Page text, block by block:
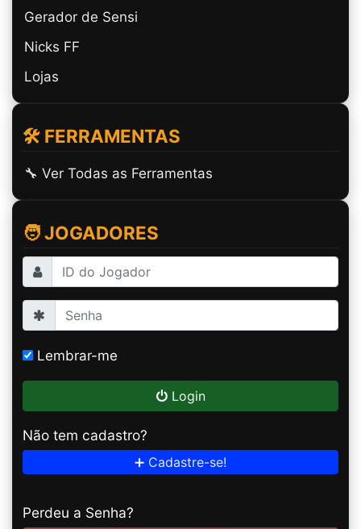
Gerador de Sensi
Nicks FF
Lojas
🛠️ FERRAMENTAS
🔧 Ver Todas as Ferramentas
🧑 JOGADORES
Lembrar-me
Login
Não tem cadastro?
➕ Cadastre-se!
Perdeu a Senha?